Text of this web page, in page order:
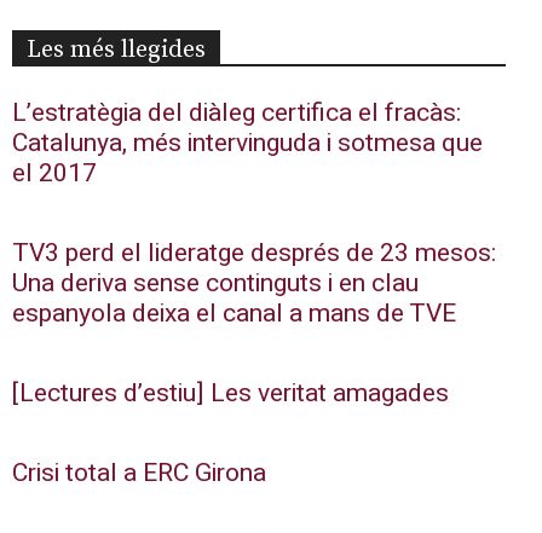
Les més llegides
L’estratègia del diàleg certifica el fracàs:
Catalunya, més intervinguda i sotmesa que
el 2017
TV3 perd el lideratge després de 23 mesos:
Una deriva sense continguts i en clau
espanyola deixa el canal a mans de TVE
[Lectures d’estiu] Les veritat amagades
Crisi total a ERC Girona